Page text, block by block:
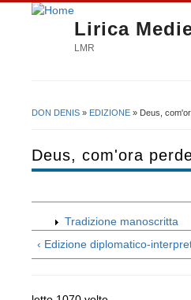
Lirica
LMR
DON DENIS » EDIZIONE » Deus,
Deus, com'ora
Tradizione manoscritta
‹ Edizione diplomatico-